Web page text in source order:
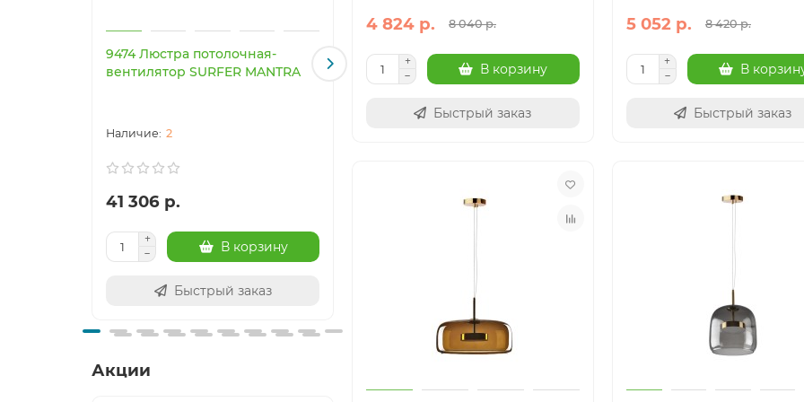
9474 Люстра потолочная-
вентилятор SURFER MANTRA
2
41 306 р.
В корзину
Быстрый заказ
9521 Люстра потолочная-
вентилятор PATAGONIA
MANTRA
Быстрый заказ
9525 Люстра потолочная-
вентилятор GLASS FAN
MANTRA
Быстрый заказ
Акции
4 824 р. 8 040 р.
В корзину
Быстрый заказ
5 052 р. 8 420 р.
В
Быстрый заказ